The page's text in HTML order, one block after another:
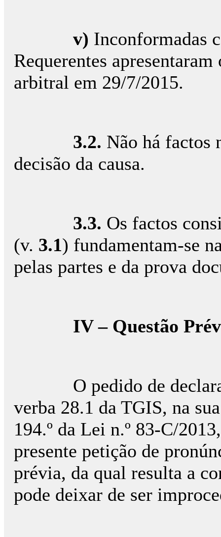
v) Inconformadas
Requerentes
arbitral em 29/7/2015.
3.2. Não há factos
decisão da causa.
3.3. Os factos
(v. 3.1) fundamentam-se
pelas partes e da prova
IV – Questão
O pedido de
verba 28.1 da TGIS, na
194.º da Lei n.º 83-C/
presente petição de
prévia, da qual resulta a
pode deixar de ser